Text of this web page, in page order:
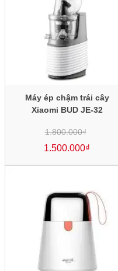
Máy ép chậm trái cây
Xiaomi BUD JE-32
1.800.000₫
gốc
là:
1.800.000₫.
1.500.000₫
tại
là: